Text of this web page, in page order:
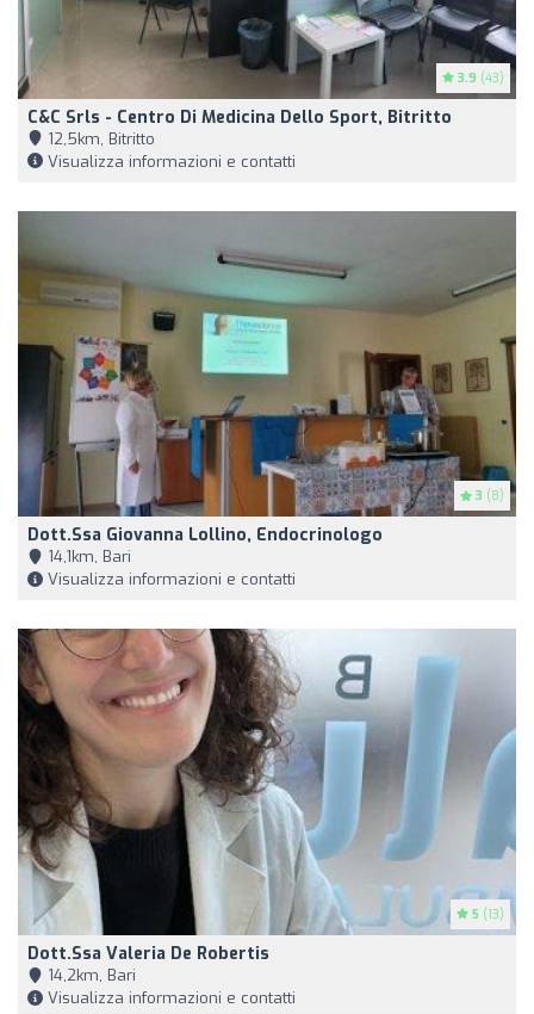
3.9 (43)
C&C Srls - Centro Di Medicina Dello Sport, Bitritto
12,5km, Bitritto
Visualizza informazioni e contatti
3 (8)
Dott.ssa Giovanna Lollino, Endocrinologo
14,1km, Bari
Visualizza informazioni e contatti
5 (13)
Dott.ssa Valeria De Robertis
14,2km, Bari
Visualizza informazioni e contatti